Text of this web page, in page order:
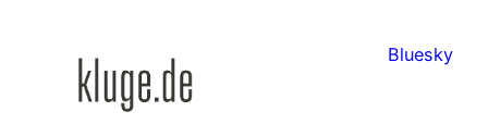
Bluesky